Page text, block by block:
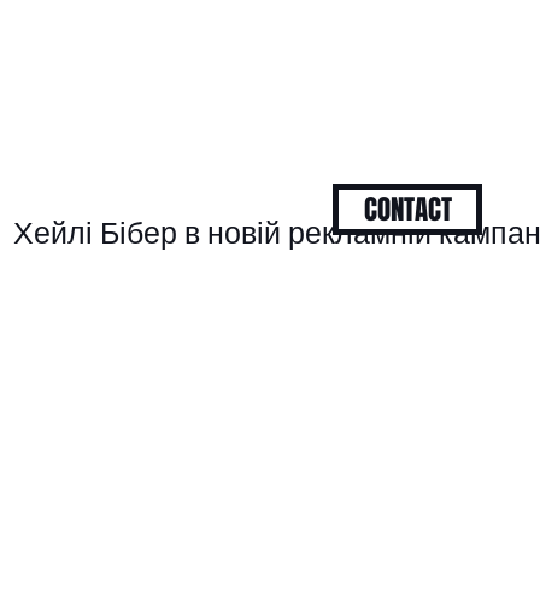
Хейлі Бібер в новій рекламній
CONTACT